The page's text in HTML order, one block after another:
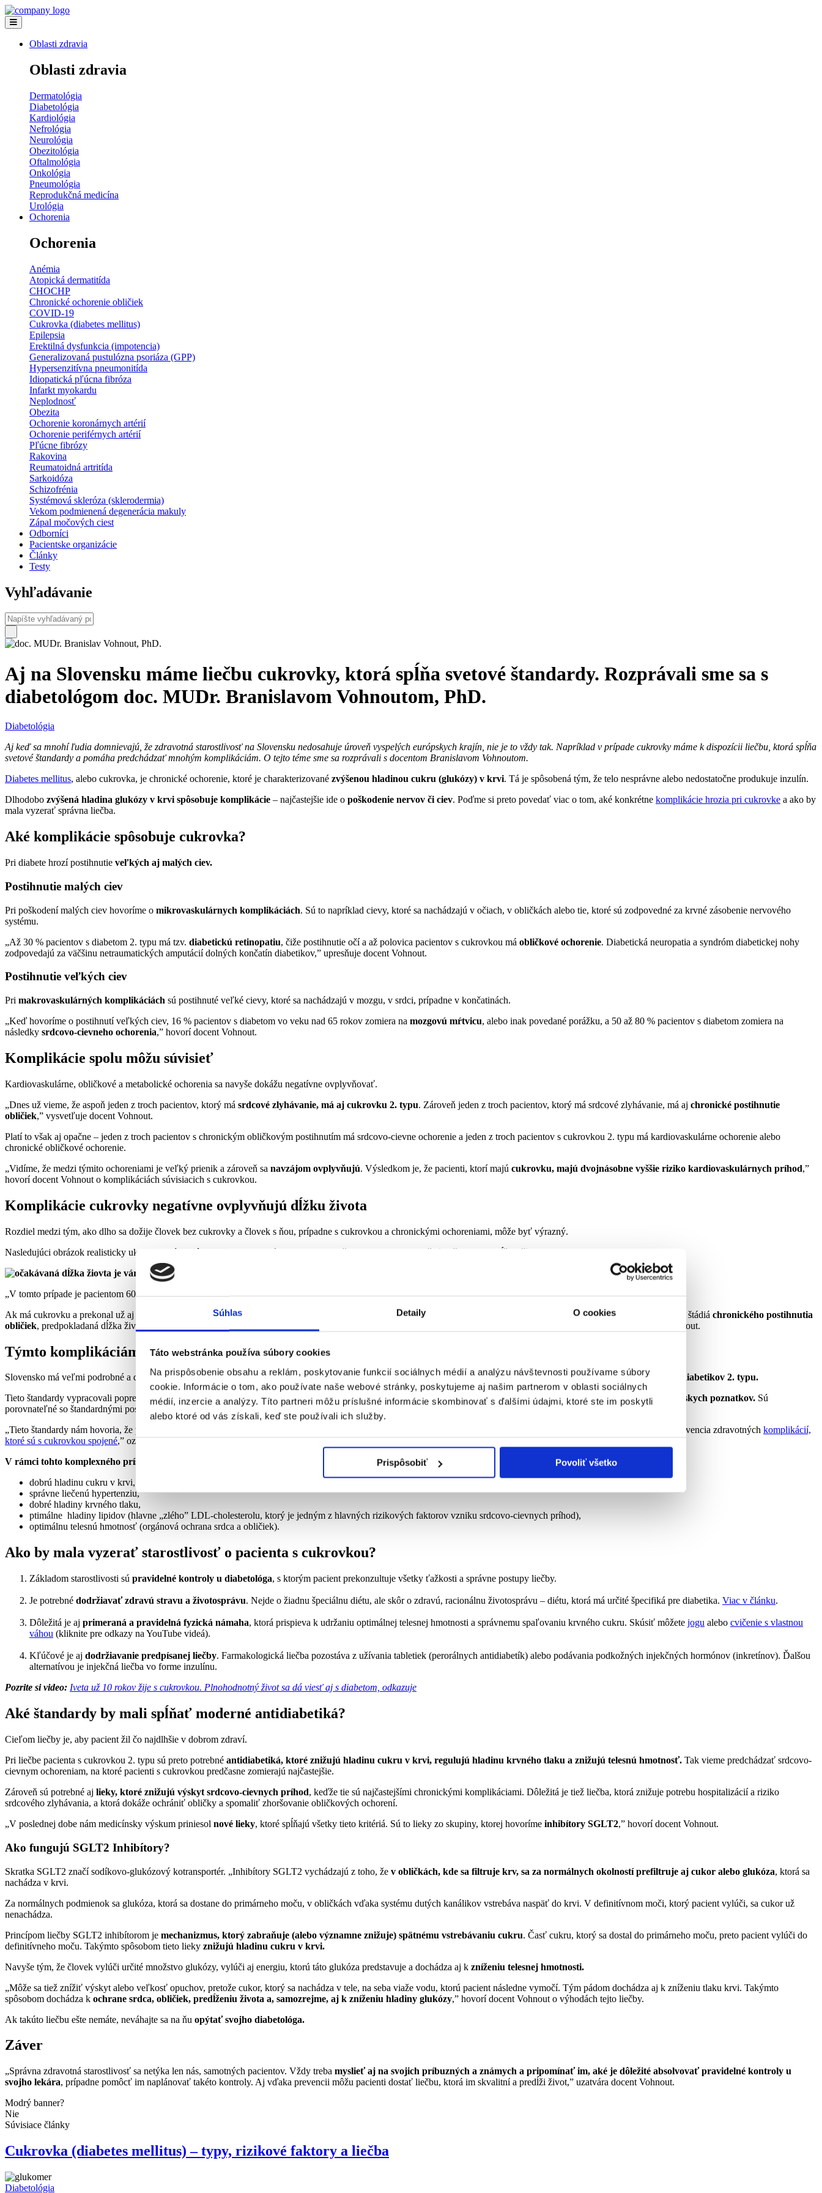
Súhlas Detaily O cookies
Táto webstránka používa súbory cookies
Na prispôsobenie obsahu a reklám, poskytovanie funkcií sociálnych médií a analýzu návštevnosti používame súbory
cookie. Informácie o tom, ako používate naše webové stránky, poskytujeme aj našim partnerom v oblasti sociálnych
médií, inzercie a analýzy. Títo partneri môžu príslušné informácie skombinovať s ďalšími údajmi, ktoré ste im poskytli
alebo ktoré od vás získali, keď ste používali ich služby.
Prispôsobiť Povoliť všetko
Oblasti zdravia
Oblasti zdravia
Dermatológia
Diabetológia
Kardiológia
Nefrológia
Neurológia
Obezitológia
Oftalmológia
Onkológia
Pneumológia
Reprodukčná medicína
Urológia
Ochorenia
Ochorenia
Anémia
Atopická dermatitída
CHOCHP
Chronické ochorenie obličiek
COVID-19
Cukrovka (diabetes mellitus)
Epilepsia
Erektilná dysfunkcia (impotencia)
Generalizovaná pustulózna psoriáza (GPP)
Hypersenzitívna pneumonitída
Idiopatická pľúcna fibróza
Infarkt myokardu
Neplodnosť
Obezita
Ochorenie koronárnych artérií
Ochorenie periférnych artérií
Pľúcne fibrózy
Rakovina
Reumatoidná artritída
Sarkoidóza
Schizofrénia
Systémová skleróza (sklerodermia)
Vekom podmienená degenerácia makuly
Zápal močových ciest
Odborníci
Pacientske organizácie
Články
Testy
Vyhľadávanie
Aj na Slovensku máme liečbu cukrovky, ktorá spĺňa svetové štandardy. Rozprávali sme sa s
diabetológom doc. MUDr. Branislavom Vohnoutom, PhD.
Diabetológia
Aj keď sa mnohí ľudia domnievajú, že zdravotná starostlivosť na Slovensku nedosahuje úroveň vyspelých európskych krajín, nie je to vždy tak. Napríklad v prípade cukrovky máme k dispozícii liečbu, ktorá spĺňa
svetové štandardy a pomáha predchádzať mnohým komplikáciám. O tejto téme sme sa rozprávali s docentom Branislavom Vohnoutom.
Diabetes mellitus, alebo cukrovka, je chronické ochorenie, ktoré je charakterizované zvýšenou hladinou cukru (glukózy) v krvi. Tá je spôsobená tým, že telo nesprávne alebo nedostatočne produkuje inzulín.
Dlhodobo zvýšená hladina glukózy v krvi spôsobuje komplikácie – najčastejšie ide o poškodenie nervov či ciev. Poďme si preto povedať viac o tom, aké konkrétne komplikácie hrozia pri cukrovke a ako by
mala vyzerať správna liečba.
Aké komplikácie spôsobuje cukrovka?
Pri diabete hrozí postihnutie veľkých aj malých ciev.
Postihnutie malých ciev
Pri poškodení malých ciev hovoríme o mikrovaskulárnych komplikáciách. Sú to napríklad cievy, ktoré sa nachádzajú v očiach, v obličkách alebo tie, ktoré sú zodpovedné za krvné zásobenie nervového
systému.
„Až 30 % pacientov s diabetom 2. typu má tzv. diabetickú retinopatiu, čiže postihnutie očí a až polovica pacientov s cukrovkou má obličkové ochorenie. Diabetická neuropatia a syndróm diabetickej nohy
zodpovedajú za väčšinu netraumatických amputácií dolných končatín diabetikov,” upresňuje docent Vohnout.
Postihnutie veľkých ciev
Pri makrovaskulárných komplikáciách sú postihnuté veľké cievy, ktoré sa nachádzajú v mozgu, v srdci, prípadne v končatinách.
„Keď hovoríme o postihnutí veľkých ciev, 16 % pacientov s diabetom vo veku nad 65 rokov zomiera na mozgovú mŕtvicu, alebo inak povedané porážku, a 50 až 80 % pacientov s diabetom zomiera na
následky srdcovo-cievneho ochorenia,” hovorí docent Vohnout.
Komplikácie spolu môžu súvisieť
Kardiovaskulárne, obličkové a metabolické ochorenia sa navyše dokážu negatívne ovplyvňovať.
„Dnes už vieme, že aspoň jeden z troch pacientov, ktorý má srdcové zlyhávanie, má aj cukrovku 2. typu. Zároveň jeden z troch pacientov, ktorý má srdcové zlyhávanie, má aj chronické postihnutie
obličiek,” vysvetľuje docent Vohnout.
Platí to však aj opačne – jeden z troch pacientov s chronickým obličkovým postihnutím má srdcovo-cievne ochorenie a jeden z troch pacientov s cukrovkou 2. typu má kardiovaskulárne ochorenie alebo
chronické obličkové ochorenie.
„Vidíme, že medzi týmito ochoreniami je veľký prienik a zároveň sa navzájom ovplyvňujú. Výsledkom je, že pacienti, ktorí majú cukrovku, majú dvojnásobne vyššie riziko kardiovaskulárnych príhod,”
hovorí docent Vohnout o komplikáciách súvisiacich s cukrovkou.
Komplikácie cukrovky negatívne ovplyvňujú dĺžku života
Rozdiel medzi tým, ako dlho sa dožije človek bez cukrovky a človek s ňou, prípadne s cukrovkou a chronickými ochoreniami, môže byť výrazný.
Nasledujúci obrázok realisticky ukazuje, akým spôsobom
prítomnosť cukrovky a ďalších ochorení ovplyvňuje očakávanú dĺžku života.
„V tomto prípade je pacientom 60-ročnýmuž s diagnózou cukrovky. Oproti mužovi, ktorý takúto diagnózu nemá,dožije v priemere o šesť rokov menej.
Ak má cukrovku a prekonal už aj
srdcový infarkt, alebo mal cievnu mozgovú príhodu , tak sa dĺžka jeho života môže skrátiť až . A keď má cukrovku a počiatočné štádiá chronického postihnutia
obličiek, predpokladaná dĺžka života sa môže skrátiť až o . Samozrejme, nehovoríme len o dĺžke života, ale bude sa to týkať aj kvality života,” vysvetľuje docent Vohnout.
Týmto komplikáciám sa dá predchádzať, dôležité je držať sa svetových štandardov
Slovensko má veľmi podrobné a dobre vypracované štandardy pre starostlivosť o diabetikov 2. typu, ktoré sú na svetovej úrovni a ktorým hovoríme:Komplexný manažment diabetikov 2. typu.
Tieto štandardy vypracovali poprední odborníci v oblasti diabetológie na Slovensku a sú v nich zohľadnené všetkyodporúčania na základe najnovších vedeckých a medicínskych poznatkov. Sú
porovnateľné so štandardnými postupmi, ktoré sa používajú vo všetkých vyspelých krajinách sveta.
„Tieto štandardy nám hovoria, že pacienti s cukrovkou vyžadujú včasný a komplexný prístup. Čiže cieľom liečby pacienta s cukrovkou je zlepšenie kvality jeho života a prevencia zdravotných komplikácií,
ktoré sú s cukrovkou spojené,” ozrejmuje docent Vohnout.
V rámci tohto komplexného prístupu je dôležité, aby mal pacient:
dobrú hladinu cukru v krvi,
správne liečenú hypertenziu,
dobré hladiny krvného tlaku,
ptimálne hladiny lipidov (hlavne „zlého” LDL-cholesterolu, ktorý je jedným z hlavných rizikových faktorov vzniku srdcovo-cievnych príhod),
optimálnu telesnú hmotnosť (orgánová ochrana srdca a obličiek).
Ako by mala vyzerať starostlivosť o pacienta s cukrovkou?
Základom starostlivosti sú pravidelné kontroly u diabetológa, s ktorým pacient prekonzultuje všetky ťažkosti a správne postupy liečby.
Je potrebné dodržiavať zdravú stravu a životosprávu. Nejde o žiadnu špeciálnu diétu, ale skôr o zdravú, racionálnu životosprávu – diétu, ktorá má určité špecifiká pre diabetika. Viac v článku.
Dôležitá je aj primeraná a pravidelná fyzická námaha, ktorá prispieva k udržaniu optimálnej telesnej hmotnosti a správnemu spaľovaniu krvného cukru. Skúsiť môžete jogu alebo cvičenie s vlastnou
váhou (kliknite pre odkazy na YouTube videá).
Kľúčové je aj dodržiavanie predpísanej liečby. Farmakologická liečba pozostáva z užívania tabletiek (perorálnych antidiabetík) alebo podávania podkožných injekčných hormónov (inkretínov). Ďalšou
alternatívou je injekčná liečba vo forme inzulínu.
Pozrite si video: Iveta už 10 rokov žije s cukrovkou. Plnohodnotný život sa dá viesť aj s diabetom, odkazuje
Aké štandardy by mali spĺňať moderné antidiabetiká?
Cieľom liečby je, aby pacient žil čo najdlhšie v dobrom zdraví.
Pri liečbe pacienta s cukrovkou 2. typu sú preto potrebné antidiabetiká, ktoré znižujú hladinu cukru v krvi, regulujú hladinu krvného tlaku a znižujú telesnú hmotnosť. Tak vieme predchádzať srdcovo-
cievnym ochoreniam, na ktoré pacienti s cukrovkou predčasne zomierajú najčastejšie.
Zároveň sú potrebné aj lieky, ktoré znižujú výskyt srdcovo-cievnych príhod, keďže tie sú najčastejšími chronickými komplikáciami. Dôležitá je tiež liečba, ktorá znižuje potrebu hospitalizácií a riziko
srdcového zlyhávania, a ktorá dokáže ochrániť obličky a spomaliť zhoršovanie obličkových ochorení.
„V poslednej dobe nám medicínsky výskum priniesol nové lieky, ktoré spĺňajú všetky tieto kritériá. Sú to lieky zo skupiny, ktorej hovoríme inhibítory SGLT2,” hovorí docent Vohnout.
Ako fungujú SGLT2 Inhibítory?
Skratka SGLT2 značí sodíkovo-glukózový kotransportér. „Inhibítory SGLT2 vychádzajú z toho, že v obličkách, kde sa filtruje krv, sa za normálnych okolností prefiltruje aj cukor alebo glukóza, ktorá sa
nachádza v krvi.
Za normálnych podmienok sa glukóza, ktorá sa dostane do primárneho moču, v obličkách vďaka systému dutých kanálikov vstrebáva naspäť do krvi. V definitívnom moči, ktorý pacient vylúči, sa cukor už
nenachádza.
Princípom liečby SGLT2 inhibítorom je mechanizmus, ktorý zabraňuje (alebo významne znižuje) spätnému vstrebávaniu cukru. Časť cukru, ktorý sa dostal do primárneho moču, preto pacient vylúči do
definitívneho moču. Takýmto spôsobom tieto lieky znižujú hladinu cukru v krvi.
Navyše tým, že človek vylúči určité množstvo glukózy, vylúči aj energiu, ktorú táto glukóza predstavuje a dochádza aj k zníženiu telesnej hmotnosti.
„Môže sa tiež znížiť výskyt alebo veľkosť opuchov, pretože cukor, ktorý sa nachádza v tele, na seba viaže vodu, ktorú pacient následne vymočí. Tým pádom dochádza aj k zníženiu tlaku krvi. Takýmto
spôsobom dochádza k ochrane srdca, obličiek, predĺženiu života a, samozrejme, aj k zníženiu hladiny glukózy,” hovorí docent Vohnout o výhodách tejto liečby.
Ak takúto liečbu ešte nemáte, neváhajte sa na ňu opýtať svojho diabetológa.
Záver
„Správna zdravotná starostlivosť sa netýka len nás, samotných pacientov. Vždy treba myslieť aj na svojich príbuzných a známych a pripomínať im, aké je dôležité absolvovať pravidelné kontroly u
svojho lekára, prípadne pomôcť im naplánovať takéto kontroly. Aj vďaka prevencii môžu pacienti dostať liečbu, ktorá im skvalitní a predĺži život,” uzatvára docent Vohnout.
Modrý banner?
Nie
Súvisiace články
Cukrovka (diabetes mellitus) – typy, rizikové faktory a liečba
Diabetológia